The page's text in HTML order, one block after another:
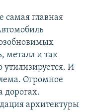
самая главная
металл и так
утилизируется. И
Огромное
дорогах.
архитектуры